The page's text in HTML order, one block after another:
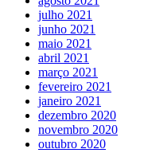
julho 2021
junho 2021
maio 2021
abril 2021
março 2021
fevereiro 2021
janeiro 2021
dezembro 2020
novembro 2020
outubro 2020